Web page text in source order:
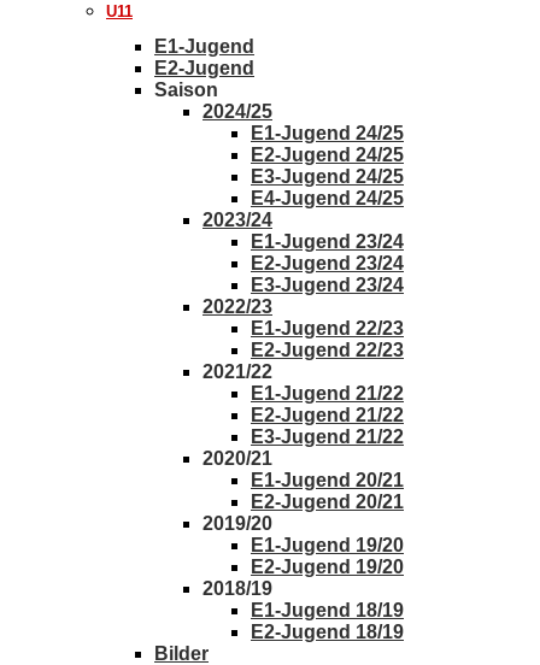
U11
E1-Jugend
E2-Jugend
Saison
2024/25
E1-Jugend 24/25
E2-Jugend 24/25
E3-Jugend 24/25
E4-Jugend 24/25
2023/24
E1-Jugend 23/24
E2-Jugend 23/24
E3-Jugend 23/24
2022/23
E1-Jugend 22/23
E2-Jugend 22/23
2021/22
E1-Jugend 21/22
E2-Jugend 21/22
E3-Jugend 21/22
2020/21
E1-Jugend 20/21
E2-Jugend 20/21
2019/20
E1-Jugend 19/20
E2-Jugend 19/20
2018/19
E1-Jugend 18/19
E2-Jugend 18/19
Bilder